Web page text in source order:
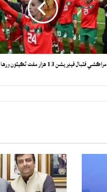
مراڪشي فٽبال فيڊريشن 13 هزار مفت ٽڪيٽون ورهائي ڇڏيون